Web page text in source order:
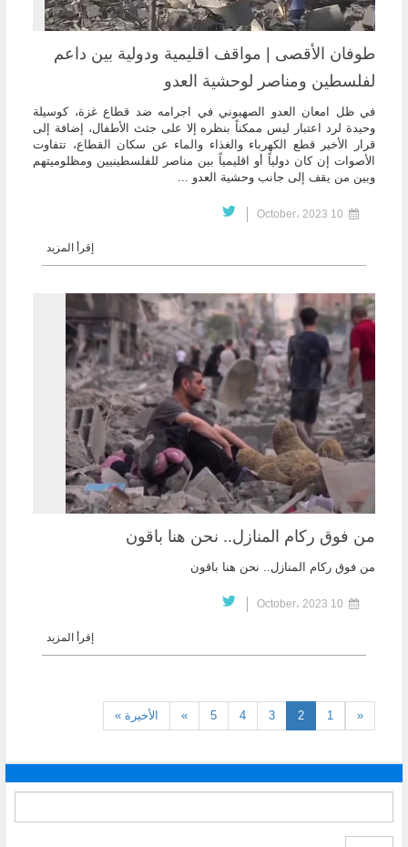
طوفان الأقصى | مواقف اقليمية ودولية بين داعم
لفلسطين ومناصر لوحشية العدو
في ظل امعان العدو الصهيوني في اجرامه ضد قطاع غزة، كوسيلة
وحيدة لرد اعتبار ليس ممكناً بنظره إلا على جثث الأطفال، إضافة إلى
قرار الأخير قطع الكهرباء والغذاء والماء عن سكان القطاع، تتفاوت
الأصوات إن كان دولياً أو اقليمياً بين مناصر للفلسطينيين ومظلوميتهم
وبين من يقف إلى جانب وحشية العدو ...
إقرأ المزيد
من فوق ركام المنازل.. نحن هنا باقون
من فوق ركام المنازل.. نحن هنا باقون
إقرأ المزيد
«
1
2
(current)
3
4
5
» الأخيرة »